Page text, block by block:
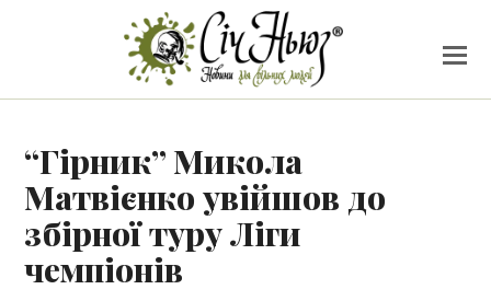
“Гірник” Микола
Матвієнко увійшов до
збірної туру Ліги
чемпіонів